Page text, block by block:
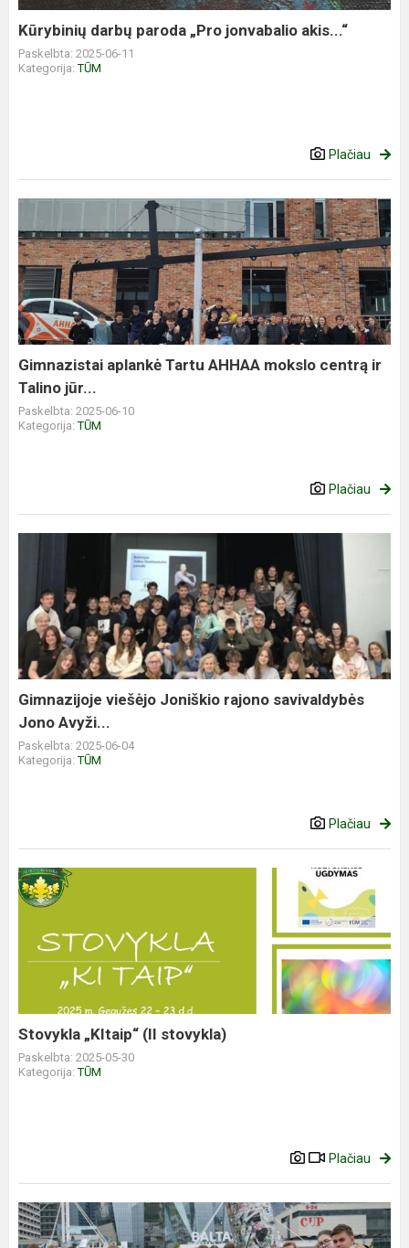
Kūrybinių darbų paroda „Pro jonvabalio akis...“
Paskelbta: 2025-06-11
Kategorija:TŪM
Plačiau
Gimnazistai aplankė Tartu AHHAA mokslo centrą ir
Talino jūr...
Paskelbta: 2025-06-10
Kategorija:TŪM
Plačiau
Gimnazijoje viešėjo Joniškio rajono savivaldybės
Jono Avyži...
Paskelbta: 2025-06-04
Kategorija:TŪM
Plačiau
Stovykla „KItaip“ (II stovykla)
Paskelbta: 2025-05-30
Kategorija:TŪM
Plačiau